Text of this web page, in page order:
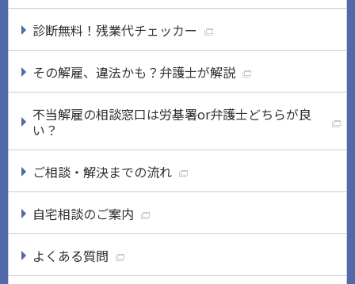
診断無料！残業代チェッカー
その解雇、違法かも？弁護士が解説
不当解雇の相談窓口は労基署or弁護士どちらが良
い？
ご相談・解決までの流れ
自宅相談のご案内
よくある質問